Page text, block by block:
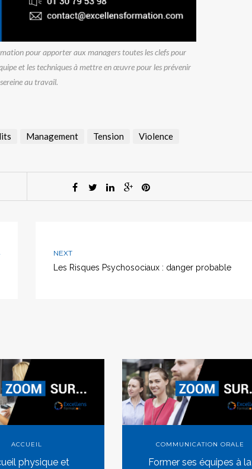
pour apporter aux managers toutes les clefs pour
et les techniques à mettre en œuvre pour les prévenir
au travail.
Management Tension Violence
NEXT
Les Risques Psychosociaux : danger probable
ACCUEIL
physique et
COMMUNICATION ORALE
Former ses équipes à la